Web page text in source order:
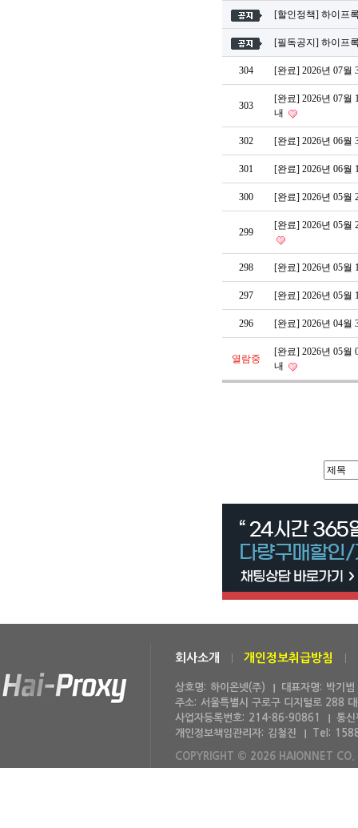
[할인정책] 하이프
[필독공지] 하이프
304 [완료] 2026년 07
303
[완료] 2026년 07월
내
302 [완료] 2026년 06
301 [완료] 2026년 06
300 [완료] 2026년 05월
299
[완료] 2026년 05월
298 [완료] 2026년 05월
297 [완료] 2026년 05월
296 [완료] 2026년 04월
열람중
[완료] 2026년 05월
내
회사소개 개인정보취급방침
상호명: 하이온넷(주) 대표자명: 박기범
주소: 서울특별시 구로구 디지털로 288
사업자등록번호: 214-86-90861
통신
개인정보책임관리자: 김철진 Tel:
COPYRIGHT © 2026 HAIONNET CO.